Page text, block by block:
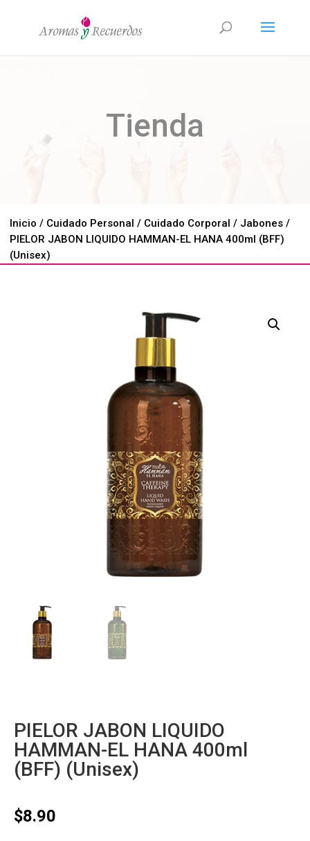
Tienda
Inicio / Cuidado Personal / Cuidado Corporal / Jabones /
PIELOR JABON LIQUIDO HAMMAN-EL HANA 400ml (BFF)
(Unisex)
PIELOR JABON LIQUIDO
HAMMAN-EL HANA 400ml
(BFF) (Unisex)
$8.90